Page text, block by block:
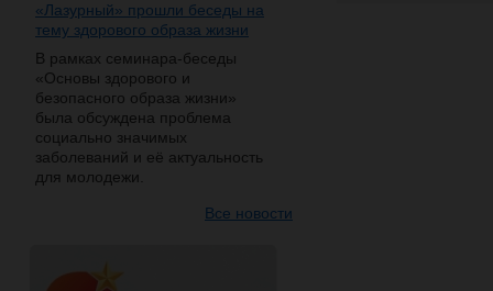
«Лазурный» прошли беседы на
тему здорового образа жизни
В рамках семинара-беседы
«Основы здорового и
безопасного образа жизни»
была обсуждена проблема
социально значимых
заболеваний и её актуальность
для молодежи.
Все новости